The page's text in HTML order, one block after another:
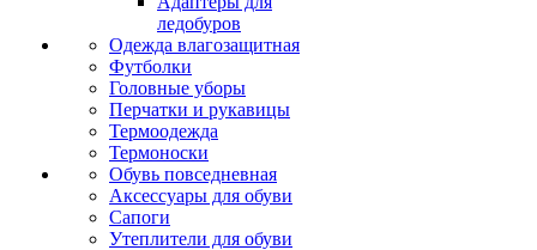
ледобуров
Одежда влагозащитная
Футболки
Головные уборы
Перчатки и рукавицы
Термоодежда
Термоноски
Обувь повседневная
Аксессуары для обуви
Сапоги
Утеплители для обуви